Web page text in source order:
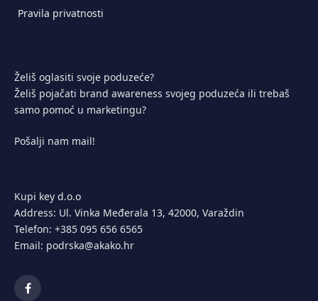
Pravila privatnosti
Želiš oglasiti svoje poduzeće?
Želiš pojačati brand awareness svojeg poduzeća ili trebaš
samo pomoć u marketingu?
Pošalji nam mail!
Kupi key d.o.o
Address: Ul. Vinka Međerala 13, 42000, Varaždin
Telefon: +385 095 656 6565
Email: podrska@akako.hr
Facebook